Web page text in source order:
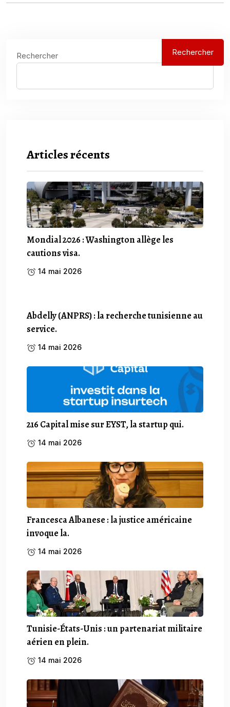
Rechercher Rechercher
Articles récents
Mondial 2026 : Washington allège les
cautions visa.
14 mai 2026
Abdelly (ANPRS) : la recherche tunisienne au
service.
14 mai 2026
216 Capital mise sur EYST, la startup qui.
14 mai 2026
Francesca Albanese : la justice américaine
invoque la.
14 mai 2026
Tunisie-États-Unis : un partenariat militaire
aérien en plein.
14 mai 2026